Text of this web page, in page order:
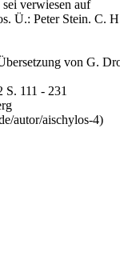
verwiesen auf
Ü.: Peter Stein. C.
von G.
S. 111 - 231
autor/aischylos-4)